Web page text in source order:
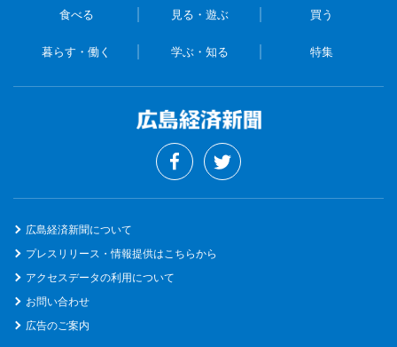
食べる 見る・遊ぶ 買う
暮らす・働く 学ぶ・知る 特集
広島経済新聞について
プレスリリース・情報提供はこちらから
アクセスデータの利用について
お問い合わせ
広告のご案内